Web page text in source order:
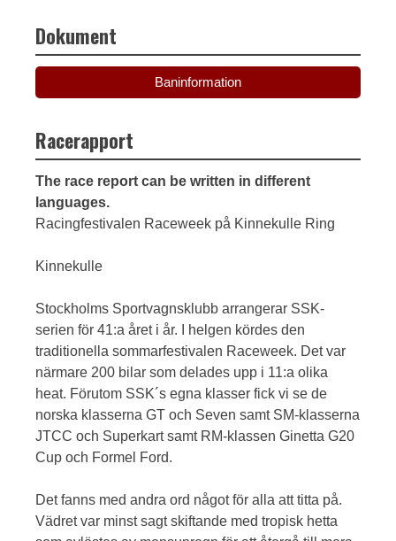
Dokument
Baninformation
Racerapport
The race report can be written in different
languages.
Racingfestivalen Raceweek på Kinnekulle Ring
Kinnekulle
Stockholms Sportvagnsklubb arrangerar SSK-
serien för 41:a året i år. I helgen kördes den
traditionella sommarfestivalen Raceweek. Det var
närmare 200 bilar som delades upp i 11:a olika
heat. Förutom SSK´s egna klasser fick vi se de
norska klasserna GT och Seven samt SM-klasserna
JTCC och Superkart samt RM-klassen Ginetta G20
Cup och Formel Ford.
Det fanns med andra ord något för alla att titta på.
Vädret var minst sagt skiftande med tropisk hetta